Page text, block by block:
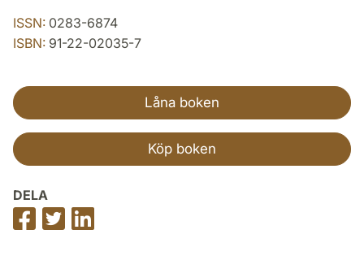
ISSN: 0283-6874
ISBN: 91-22-02035-7
Låna boken
Köp boken
DELA
Dela
på
Dela
på
på